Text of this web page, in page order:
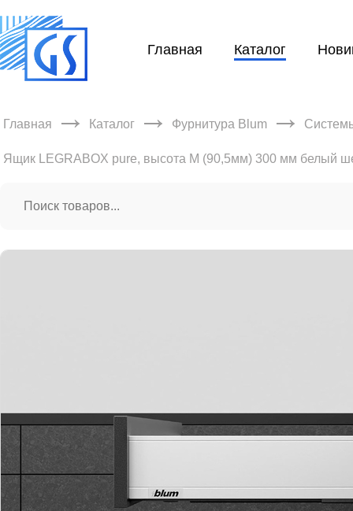
Главная Каталог
Главная → Каталог → Фурнитура Blum →
Ящик LEGRABOX pure, высота М (90,5мм) 300 мм белый